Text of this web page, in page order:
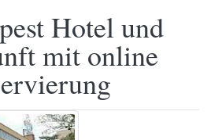
Hotel und
mit online